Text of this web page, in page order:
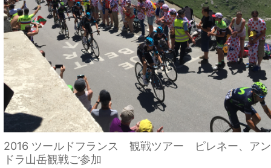
2016 ツールドフランス 観戦ツアー ピレネー、アン
ドラ山岳観戦ご参加